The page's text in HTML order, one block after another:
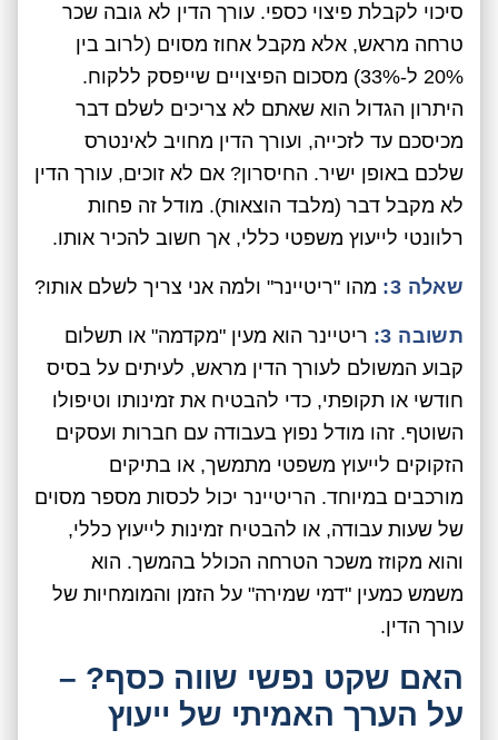
סיכוי לקבלת פיצוי כספי. עורך הדין לא גובה שכר
טרחה מראש, אלא מקבל אחוז מסוים (לרוב בין
20% ל-33%) מסכום הפיצויים שייפסק ללקוח.
היתרון הגדול הוא שאתם לא צריכים לשלם דבר
מכיסכם עד לזכייה, ועורך הדין מחויב לאינטרס
שלכם באופן ישיר. החיסרון? אם לא זוכים, עורך הדין
לא מקבל דבר (מלבד הוצאות). מודל זה פחות
רלוונטי לייעוץ משפטי כללי, אך חשוב להכיר אותו.
שאלה 3: מהו "ריטיינר" ולמה אני צריך לשלם אותו?
תשובה 3:
ריטיינר הוא מעין "מקדמה" או תשלום
קבוע המשולם לעורך הדין מראש, לעיתים על בסיס
חודשי או תקופתי, כדי להבטיח את זמינותו וטיפולו
השוטף. זהו מודל נפוץ בעבודה עם חברות ועסקים
הזקוקים לייעוץ משפטי מתמשך, או בתיקים
מורכבים במיוחד. הריטיינר יכול לכסות מספר מסוים
של שעות עבודה, או להבטיח זמינות לייעוץ כללי,
והוא מקוזז משכר הטרחה הכולל בהמשך. הוא
משמש כמעין "דמי שמירה" על הזמן והמומחיות של
עורך הדין.
האם שקט נפשי שווה כסף? –
על הערך האמיתי של ייעוץ